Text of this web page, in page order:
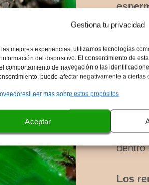
Gestiona tu privacidad
las mejores experiencias, utilizamos tecnologías
del dispositivo. El consentimiento de
comportamiento de navegación o las
puede afectar negativamente a ciertas
Leer más sobre estos propósitos
Aceptar
batir
densa
Esta
dentro
Los